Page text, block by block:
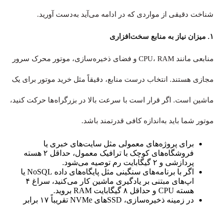
شناخت دقیقی از مواردی که در ادامه می‌آید به‌دست آورید.
۱. میزان نیاز به منابع سخت‌افزاری
منابعی مانند CPU، RAM و فضای ذخیره‌سازی، موتور محرک سرور
مجازی هستند. انتخاب درست منابع، دقیقاً مثل خرید موتور برای یک
ماشین است. اگر قرار است با سرعت بالا در بزرگراه‌ها حرکت کنید،
موتور شما باید به‌اندازه کافی قدرتمند باشد.
برای پروژه‌های معمولی مثل سایت‌های خبری یا
فروشگاه‌های کوچک با ترافیک معمول، حداقل ۲ هسته
پردازشی و ۲ گیگابایت رم توصیه می‌شود.
اگر با برنامه‌های سنگینی مثل پایگاه‌های داده NoSQL یا
اپ‌های مبتنی بر یادگیری ماشین کار می‌کنید، سراغ ۴
هسته CPU و حداقل ۸ گیگابایت RAM بروید.
در زمینه ذخیره‌سازی، SSDهای NVMe تقریباً ۱۷ برابر